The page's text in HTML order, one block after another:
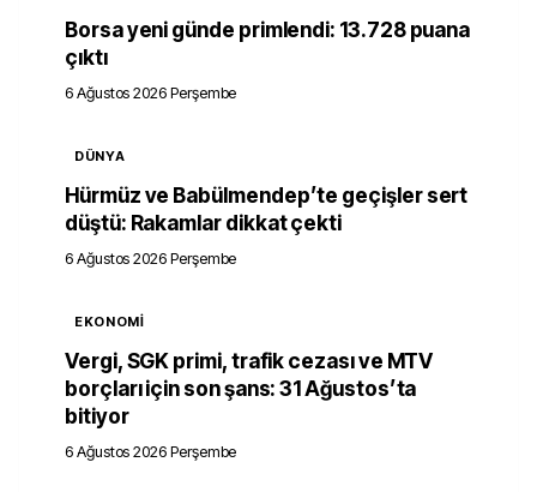
Borsa yeni günde primlendi: 13.728 puana
çıktı
6 Ağustos 2026 Perşembe
DÜNYA
Hürmüz ve Babülmendep’te geçişler sert
düştü: Rakamlar dikkat çekti
6 Ağustos 2026 Perşembe
EKONOMI
Vergi, SGK primi, trafik cezası ve MTV
borçları için son şans: 31 Ağustos’ta
bitiyor
6 Ağustos 2026 Perşembe